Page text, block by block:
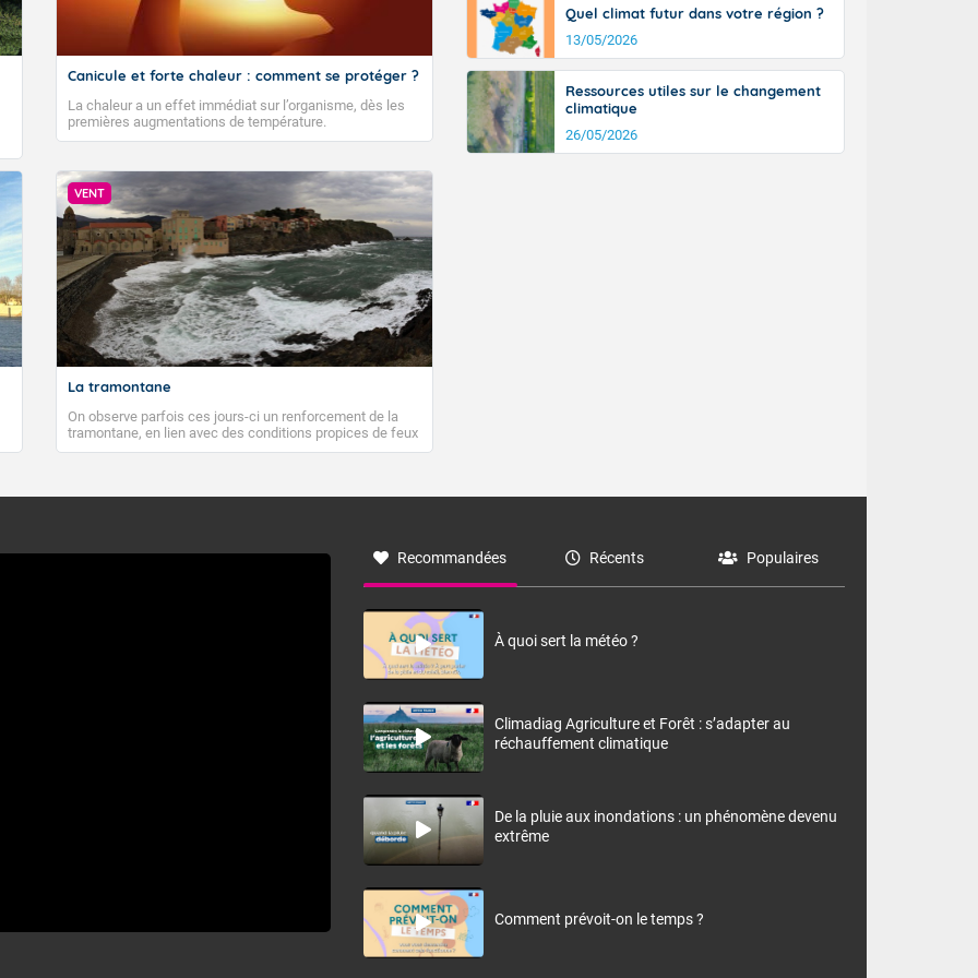
Canicule et forte chaleur : comment se protéger ?
La chaleur a un effet immédiat sur l’organisme, dès les
premières augmentations de température.
VENT
La tramontane
On observe parfois ces jours-ci un renforcement de la
tramontane, en lien avec des conditions propices de feux
de forêt. Mais qu'est-ce que la tramontane ? Quelles sont
à nord-ouest, dans un secteur qui part du Roussillon à la
monts, en allusion aux régions montagneuses d’où
Quel climat futur dans votre région ?
13/05/2026
Ressources utiles sur le changement
climatique
26/05/2026
Recommandées Récents Populaires
À quoi sert la météo ?
Climadiag Agriculture et Forêt : s’adapter au
réchauffement climatique
De la pluie aux inondations : un phénomène devenu
extrême
Comment prévoit-on le temps ?